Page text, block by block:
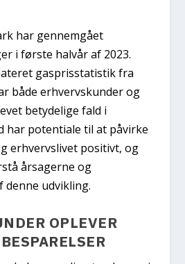
har gennemgået
i første halvår af 2023.
gasprisstatistik fra
både erhvervskunder og
betydelige fald i
har potentiale til at påvirke
erhvervslivet positivt, og
årsagerne og
denne udvikling.
OPLEVER